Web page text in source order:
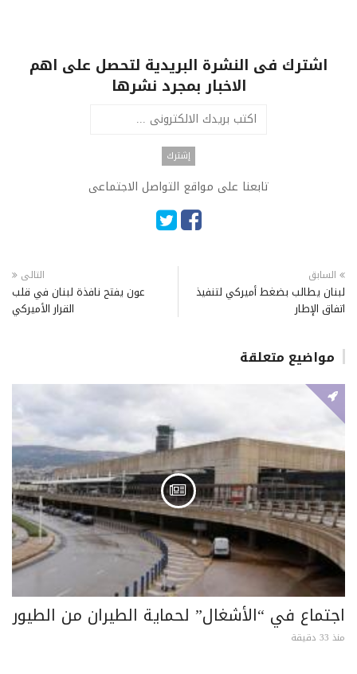
اشترك فى النشرة البريدية لتحصل على اهم
الاخبار بمجرد نشرها
تابعنا على مواقع التواصل الاجتماعى
السابق
لبنان يطالب بضغط أميركي لتنفيذ
اتفاق الإطار
التالى
عون يفتح نافذة لبنان في قلب
القرار الأميركي
مواضيع متعلقة
اجتماع في “الأشغال” لحماية الطيران من الطيور
منذ 33 دقيقة